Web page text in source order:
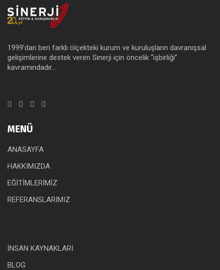
1999’dan beri farklı ölçekteki kurum ve kuruluşların davranışsal
gelişimlerine destek veren Sinerji için öncelik “işbirliği”
kavramındadır…
MENÜ
ANASAYFA
HAKKIMIZDA
EĞİTİMLERİMİZ
REFERANSLARIMIZ
İNSAN KAYNAKLARI
BLOG